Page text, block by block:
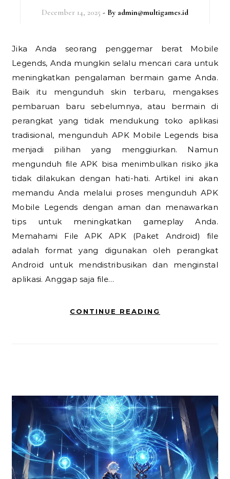
December 14, 2025 - By admin@multigames.id
Jika Anda seorang penggemar berat Mobile
Legends, Anda mungkin selalu mencari cara untuk
meningkatkan pengalaman bermain game Anda.
Baik itu mengunduh skin terbaru, mengakses
pembaruan baru sebelumnya, atau bermain di
perangkat yang tidak mendukung toko aplikasi
tradisional, mengunduh APK Mobile Legends bisa
menjadi pilihan yang menggiurkan. Namun
mengunduh file APK bisa menimbulkan risiko jika
tidak dilakukan dengan hati-hati. Artikel ini akan
memandu Anda melalui proses mengunduh APK
Mobile Legends dengan aman dan menawarkan
tips untuk meningkatkan gameplay Anda.
Memahami File APK APK (Paket Android) file
adalah format yang digunakan oleh perangkat
Android untuk mendistribusikan dan menginstal
aplikasi. Anggap saja file…
CONTINUE READING